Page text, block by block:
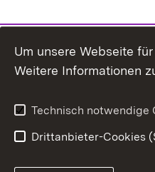
Um unsere Webseite
Weitere Informationen
Technisch notwendige
Drittanbieter-Cookies